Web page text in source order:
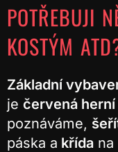
POTŘEBUJI
KOSTÝM
Základní
je červená
poznáváme,
páska a křída